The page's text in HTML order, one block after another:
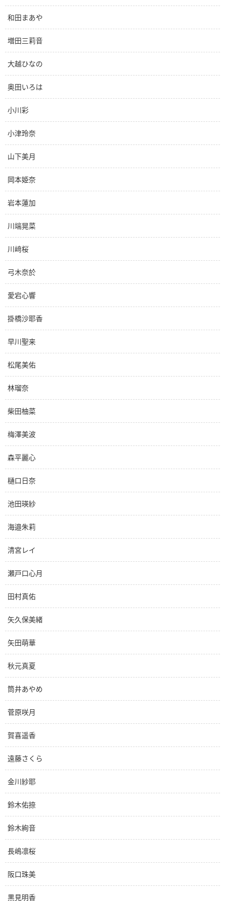
和田まあや
増田三莉音
大越ひなの
奥田いろは
小川彩
小津玲奈
山下美月
岡本姫奈
岩本蓮加
川端晃菜
川﨑桜
弓木奈於
愛宕心響
掛橋沙耶香
早川聖来
松尾美佑
林瑠奈
柴田柚菜
梅澤美波
森平麗心
樋口日奈
池田瑛紗
海邉朱莉
清宮レイ
瀬戸口心月
田村真佑
矢久保美緒
矢田萌華
秋元真夏
筒井あやめ
菅原咲月
賀喜遥香
遠藤さくら
金川紗耶
鈴木佑捺
鈴木絢音
長嶋凛桜
阪口珠美
黒見明香